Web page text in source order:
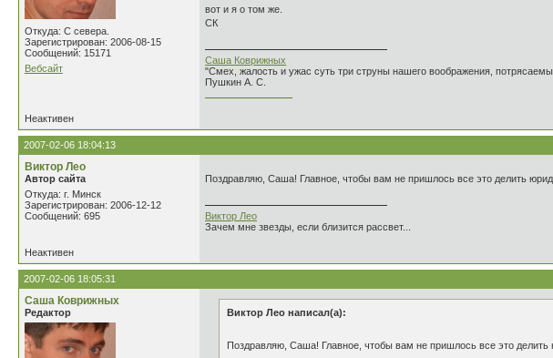
Откуда: С севера.
Зарегистрирован: 2006-08-15
Сообщений: 15171
Вебсайт
вот и я о том же.
СК
Саша Коврижных
"Смех, жалость и ужас суть три струны нашего воображения,
Пушкин А. С.
Неактивен
2007-02-06 18:04:13
Виктор Лео
Автор сайта
Откуда: г. Минск
Зарегистрирован: 2006-12-12
Сообщений: 695
Поздравляю, Саша! Главное, чтобы вам не пришлось все это делить
Виктор Лео
Зачем мне звезды, если близится рассвет...
Неактивен
2007-02-06 18:05:31
Саша Коврижных
Редактор Виктор Лео написал(а):
Поздравляю, Саша! Главное, чтобы вам не пришлось все это делить